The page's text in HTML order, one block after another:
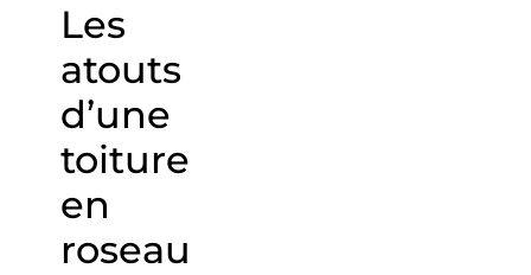
Les
atouts
d’une
toiture
en
roseau